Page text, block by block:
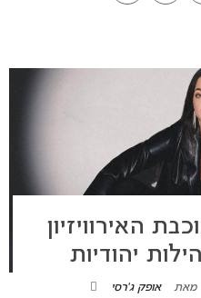
האירוויזיון
יהודיות
מאת אופק ג'רסי